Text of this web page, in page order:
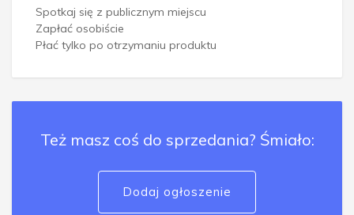
Spotkaj się z publicznym miejscu
Zapłać osobiście
Płać tylko po otrzymaniu produktu
Też masz coś do sprzedania? Śmiało:
Dodaj ogłoszenie